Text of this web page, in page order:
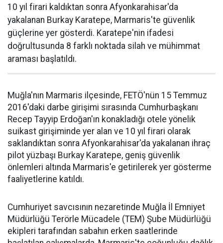
10 yıl firari kaldıktan sonra Afyonkarahisar'da
yakalanan Burkay Karatepe, Marmaris'te güvenlik
güçlerine yer gösterdi. Karatepe'nin ifadesi
doğrultusunda 8 farklı noktada silah ve mühimmat
araması başlatıldı.
Muğla'nın Marmaris ilçesinde, FETÖ'nün 15 Temmuz
2016'daki darbe girişimi sırasında Cumhurbaşkanı
Recep Tayyip Erdoğan'ın konakladığı otele yönelik
suikast girişiminde yer alan ve 10 yıl firari olarak
saklandıktan sonra Afyonkarahisar'da yakalanan ihraç
pilot yüzbaşı Burkay Karatepe, geniş güvenlik
önlemleri altında Marmaris'e getirilerek yer gösterme
faaliyetlerine katıldı.
Cumhuriyet savcısının nezaretinde Muğla İl Emniyet
Müdürlüğü Terörle Mücadele (TEM) Şube Müdürlüğü
ekipleri tarafından sabahın erken saatlerinde